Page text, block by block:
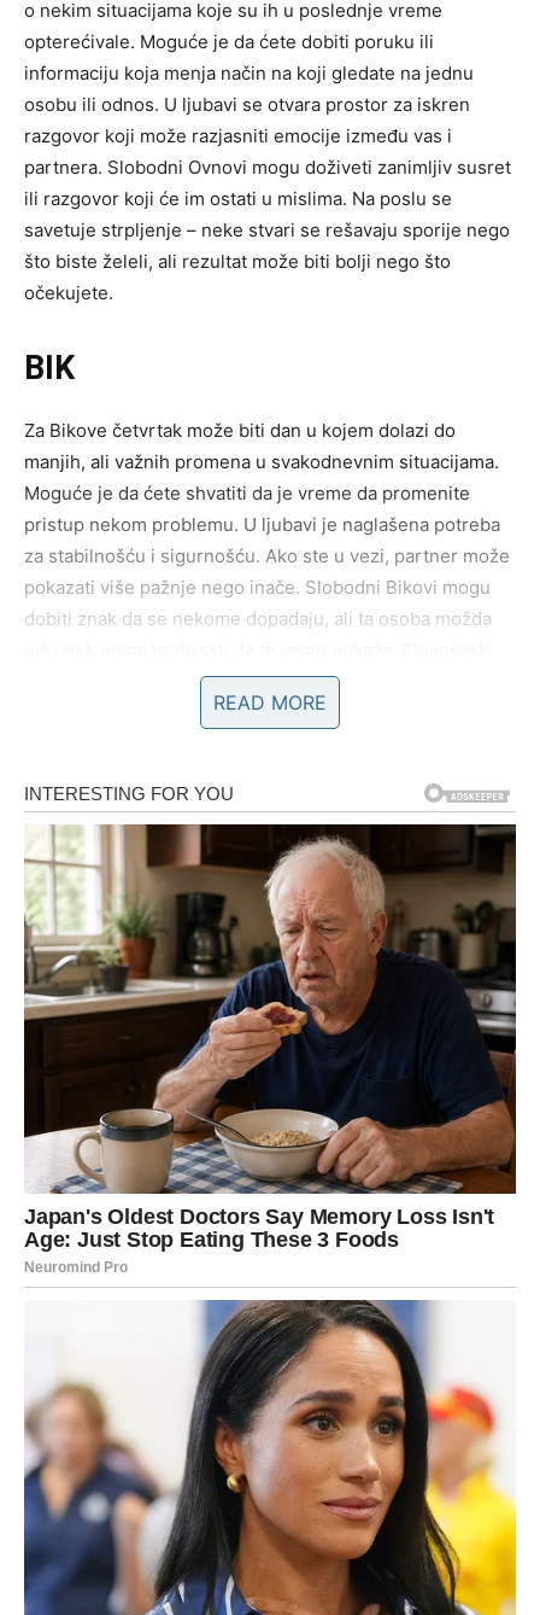
o nekim situacijama koje su ih u poslednje vreme
opterećivale. Moguće je da ćete dobiti poruku ili
informaciju koja menja način na koji gledate na jednu
osobu ili odnos. U ljubavi se otvara prostor za iskren
razgovor koji može razjasniti emocije između vas i
partnera. Slobodni Ovnovi mogu doživeti zanimljiv susret
ili razgovor koji će im ostati u mislima. Na poslu se
savetuje strpljenje – neke stvari se rešavaju sporije nego
što biste želeli, ali rezultat može biti bolji nego što
očekujete.
BIK
Za Bikove četvrtak može biti dan u kojem dolazi do
manjih, ali važnih promena u svakodnevnim situacijama.
Moguće je da ćete shvatiti da je vreme da promenite
pristup nekom problemu. U ljubavi je naglašena potreba
za stabilnošću i sigurnošću. Ako ste u vezi, partner može
pokazati više pažnje nego inače. Slobodni Bikovi mogu
dobiti znak da se nekome dopadaju, ali ta osoba možda
aspekt zahteva malo opreza – izbegavajte nepotrebne
BLIZANCI
Blizanci će tokom četvrtka biti veoma komunikativni i
raspoloženi za razgovore. Ovo je dan u kojem možete
dobiti zanimljive informacije ili upoznati osobu koja će
vam biti interesantna. U ljubavi može doći do
neočekivanog razgovora koji menja dinamiku odnosa.
Slobodni Blizanci mogu osetiti da se između njih i jedne
osobe stvara posebna energija. Na poslu je važno da
obratite pažnju na detalje, jer jedna sitnica može napraviti
RAK
Rakovi tokom četvrtka mogu biti pomalo emotivniji nego
obično. Moguće je da ćete razmišljati o prošlosti ili o
jednoj osobi koja je ostavila snažan trag u vašem životu.
Ipak, ovaj dan donosi priliku da shvatite šta vam je zaista
važno. U ljubavi je moguć lep gest od strane partnera ili
osobe koja vam je bliska. Slobodni Rakovi mogu dobiti
poruku koja će im izmamiti osmeh. Na poslu pokušajte da
se ne opterećujete stvarima koje ne možete odmah rešiti.
LAV
Lavovi u četvrtak mogu biti puni energije i želje da
READ MORE